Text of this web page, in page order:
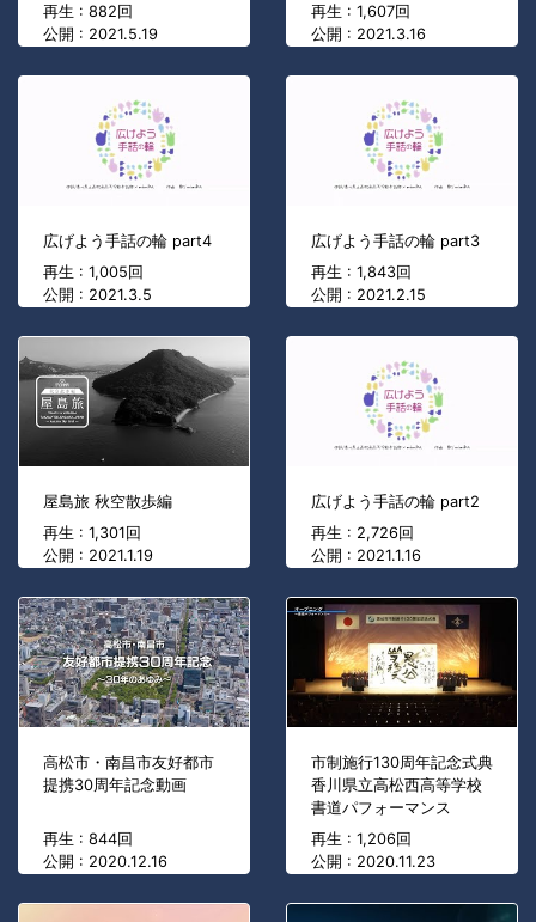
再生 : 882回
公開 : 2021.5.19
再生 : 1,607回
公開 : 2021.3.16
広げよう手話の輪 part4
再生 : 1,005回
公開 : 2021.3.5
広げよう手話の輪 part3
再生 : 1,843回
公開 : 2021.2.15
屋島旅 秋空散歩編
再生 : 1,301回
公開 : 2021.1.19
広げよう手話の輪 part2
再生 : 2,726回
公開 : 2021.1.16
高松市・南昌市友好都市
提携30周年記念動画
再生 : 844回
公開 : 2020.12.16
市制施行130周年記念式典
香川県立高松西高等学校
書道パフォーマンス
再生 : 1,206回
公開 : 2020.11.23